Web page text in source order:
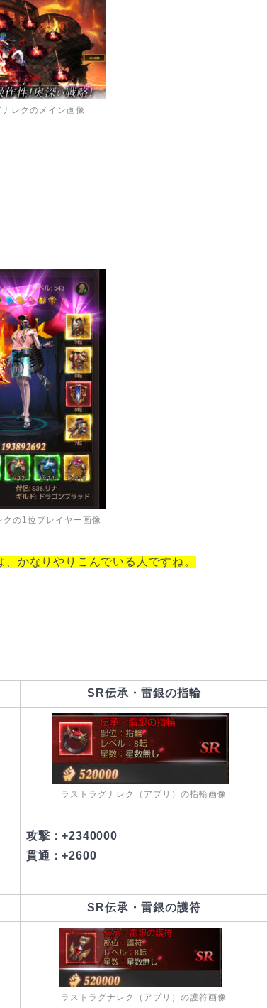
レクのメイン画像
クの1位プレイヤー画像
かなりやりこんでいる人ですね。
SR伝承・雷銀の指輪
ラストラグナレク（アプリ）の指輪画像
攻撃：+2340000
貫通：+2600
SR伝承・雷銀の護符
ラストラグナレク（アプリ）の護符画像